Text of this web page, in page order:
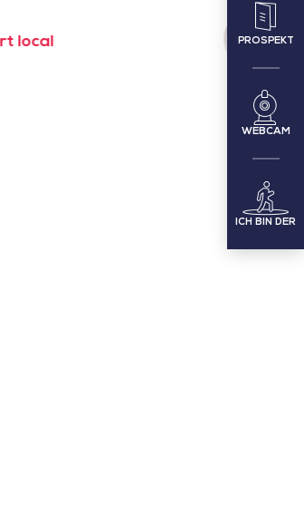
PROSPEKT
WEBCAM
ICH BIN DER
Pauline